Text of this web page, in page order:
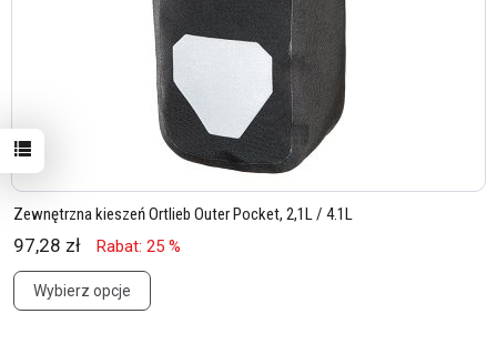
Zewnętrzna kieszeń Ortlieb Outer Pocket, 2,1L / 4.1L
97,28 zł Rabat: 25 %
Wybierz opcje